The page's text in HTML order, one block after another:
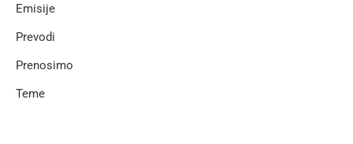
Emisije
Prevodi
Prenosimo
Teme